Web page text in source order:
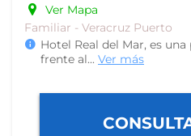
Ver Mapa
Familiar - Veracruz Puerto
Hotel Real del Mar, es
frente al... Ver más